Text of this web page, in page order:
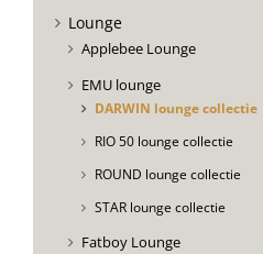
Lounge
Applebee Lounge
EMU lounge
DARWIN lounge collectie
RIO 50 lounge collectie
ROUND lounge collectie
STAR lounge collectie
Fatboy Lounge